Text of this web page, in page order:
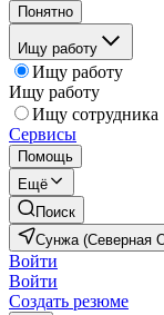
Понятно
Ищу работу
Ищу работу
Ищу работу
Ищу сотрудника
Сервисы
Помощь
Ещё
Поиск
Сунжа (Северная
Войти
Войти
Создать резюме